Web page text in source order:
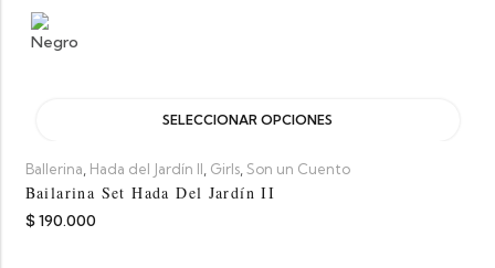
SELECCIONAR OPCIONES
Ballerina, Hada del Jardín II, Girls,Son un Cuento
Bailarina Set Hada Del Jardín II
$190.000